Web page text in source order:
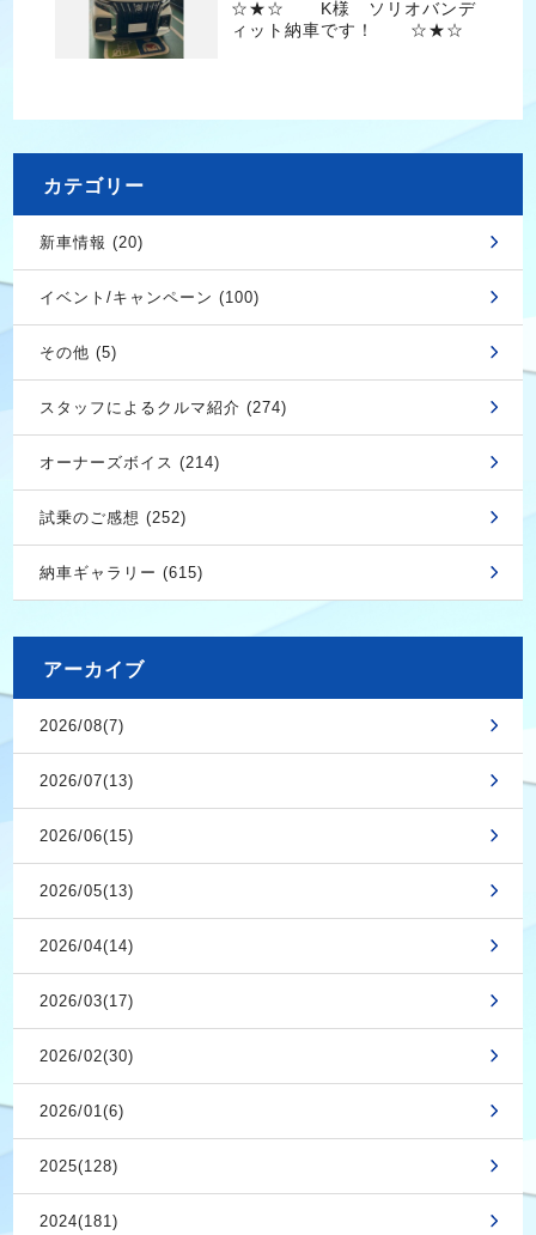
☆★☆ K様 ソリオバンデ
ィット納車です！ ☆★☆
カテゴリー
新車情報 (20)
イベント/キャンペーン (100)
その他 (5)
スタッフによるクルマ紹介 (274)
オーナーズボイス (214)
試乗のご感想 (252)
納車ギャラリー (615)
アーカイブ
2026/08(7)
2026/07(13)
2026/06(15)
2026/05(13)
2026/04(14)
2026/03(17)
2026/02(30)
2026/01(6)
2025(128)
2024(181)